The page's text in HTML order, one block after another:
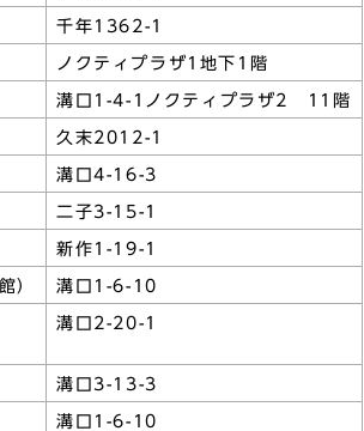
千年1362-1
ノクティプラザ1地下1階
溝口1-4-1ノクティプラザ2 11階
久末2012-1
溝口4-16-3
二子3-15-1
新作1-19-1
） 溝口1-6-10
溝口2-20-1
溝口3-13-3
溝口1-6-10